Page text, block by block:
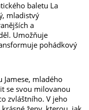
baletu La
mladistvý
a
Umožňuje
pohádkový
Jamese, mladého
se svou milovanou
zvláštního. V jeho